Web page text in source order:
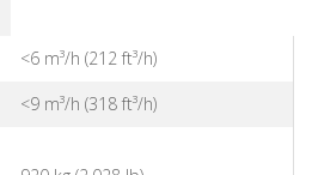
<6 m³/h (212 ft³/h)
<9 m³/h (318 ft³/h)